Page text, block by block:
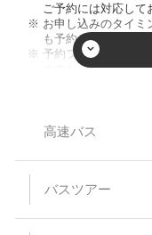
ご予約には対応して
お申し込みのタイミ
も予約が成立しない
予約フォーム内の人
ますが、ご入力頂
す。
【バスプランについて
います。当日、集合
乗車・下車場所は事
高速バス
バスツアー